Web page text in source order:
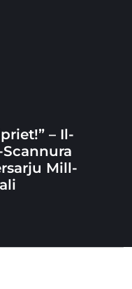
– Il-
Mill-